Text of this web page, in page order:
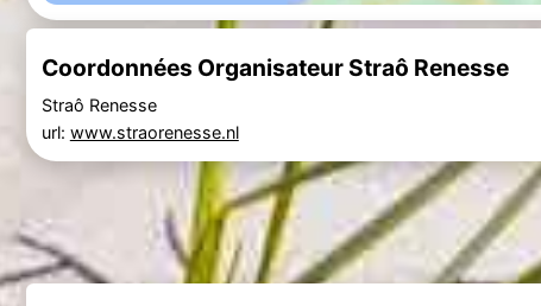
Coordonnées Organisateur Straô Renesse
Straô Renesse
url: www.straorenesse.nl